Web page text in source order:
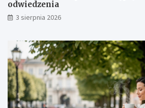
odwiedzenia
3 sierpnia 2026